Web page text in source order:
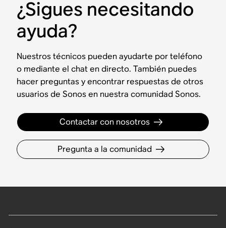
¿Sigues necesitando
ayuda?
Nuestros técnicos pueden ayudarte por teléfono
o mediante el chat en directo. También puedes
hacer preguntas y encontrar respuestas de otros
usuarios de Sonos en nuestra comunidad Sonos.
Contactar con nosotros
Pregunta a la comunidad